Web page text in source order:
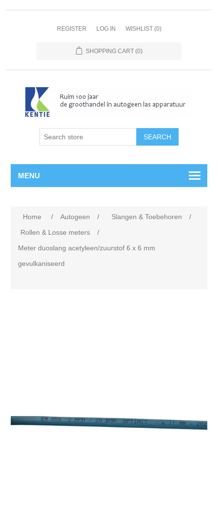
REGISTER LOG IN WISHLIST (0)
SHOPPING CART (0)
MENU
Home / Autogeen / Slangen & Toebehoren
/
Rollen & Losse meters
/
Meter duoslang acetyleen/zuurstof 6 x 6 mm
gevulkaniseerd